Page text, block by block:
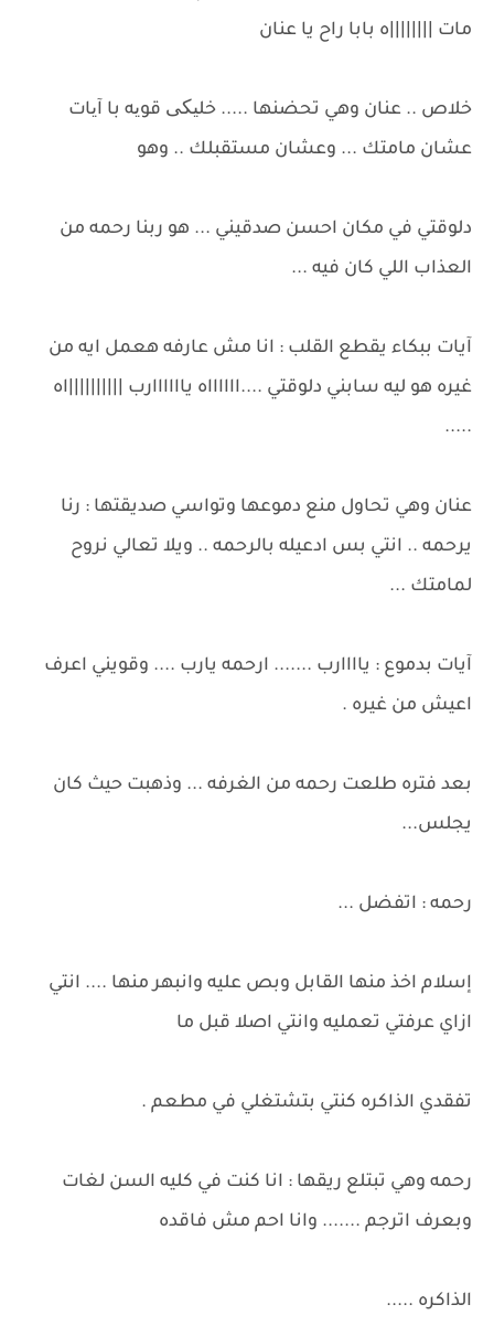
مات ||||||||ه بابا راح يا عنان
خلاص .. عنان وهي تحضنها ..... خلیکی قویه با آیات
عشان مامتك ... وعشان مستقبلك .. وهو
دلوقتي في مكان احسن صدقيني ... هو ربنا رحمه من
العذاب اللي كان فيه ...
آيات ببكاء يقطع القلب : انا مش عارفه هعمل ايه من
غيره هو ليه سابني دلوقتي ....ااااااه ياااااارب ||||||||||اه
.....
عنان وهي تحاول منع دموعها وتواسي صديقتها : رنا
يرحمه .. انتي بس ادعيله بالرحمه .. ويلا تعالي نروح
لمامتك ...
آيات بدموع : ياااارب ....... ارحمه يارب .... وقويني اعرف
اعيش من غيره .
بعد فتره طلعت رحمه من الغرفه ... وذهبت حيث كان
يجلس...
رحمه : اتفضل ...
إسلام اخذ منها القابل وبص عليه وانبهر منها .... انتي
ازاي عرفتي تعمليه وانتي اصلا قبل ما
تفقدي الذاكره كنتي بتشتغلي في مطعم .
رحمه وهي تبتلع ريقها : انا كنت في كليه السن لغات
وبعرف اترجم ....... وانا احم مش فاقده
الذاكره .....